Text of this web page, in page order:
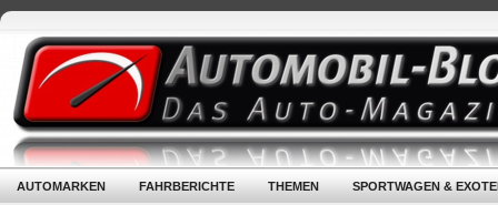
AUTOMARKEN FAHRBERICHTE THEMEN SPORTWAGEN &